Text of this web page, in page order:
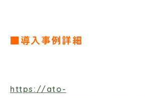
■導入事例詳細
https://ato-